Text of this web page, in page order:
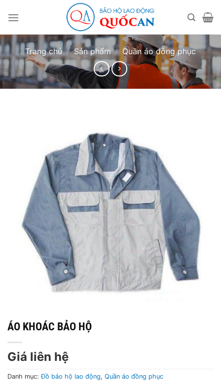
qua
dung
Trang chủ / Sản phẩm / Quần áo đồng phục
ÁO KHOÁC BẢO HỘ
Giá liên hệ
Danh mục:Đồ bảo hộ lao động, Quần áo đồng phục